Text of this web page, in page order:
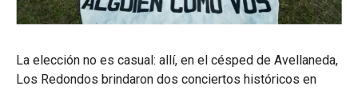
La elección no es casual: allí, en el césped de Avellaneda,
Los Redondos brindaron dos conciertos históricos en